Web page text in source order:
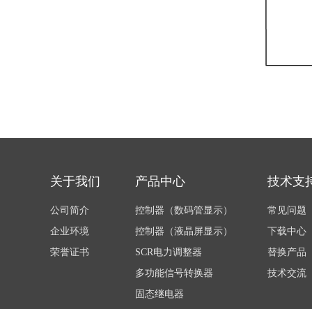
关于我们
公司简介
企业环境
荣誉证书
产品中心
控制器（数码管显示）
控制器（液晶屏显示）
SCR电力调整器
多功能信号转换器
固态继电器
技术支
常见问题
下载中心
替换产品
技术交流